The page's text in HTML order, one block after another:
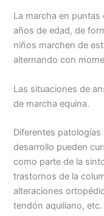
o
k
p
p
La marcha en
años de edad, de
niños marchen de
alternando con
Las situaciones de
de marcha equina.
Diferentes
desarrollo pueden
como parte de la
trastornos de la
alteraciones
tendón aquiliano, etc.